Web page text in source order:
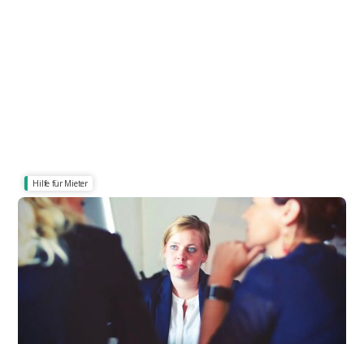
Hilfe für Mieter
Mitglied, digital & gelöst
Mieterschutzbund: Hilfe bei Nebenkosten und
Alternativen für Mieter